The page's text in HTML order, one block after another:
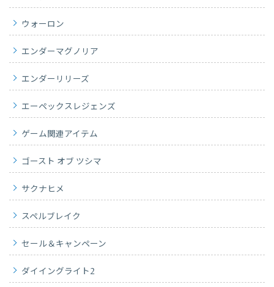
ウォーロン
エンダーマグノリア
エンダーリリーズ
エーペックスレジェンズ
ゲーム関連アイテム
ゴースト オブ ツシマ
サクナヒメ
スペルブレイク
セール＆キャンペーン
ダイイングライト2